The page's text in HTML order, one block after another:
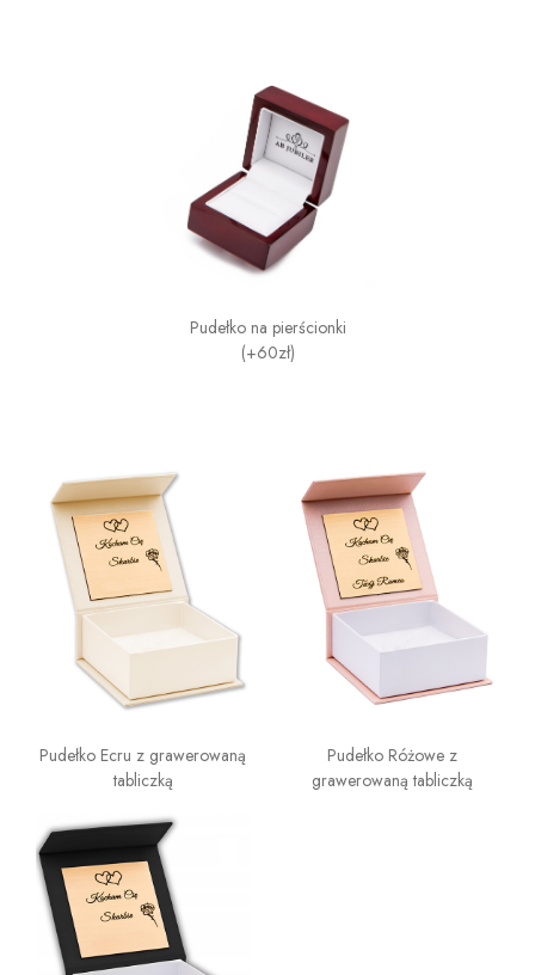
Pudełko na pierścionki
(+60zł)
Pudełko Ecru z grawerowaną
tabliczką
Pudełko Różowe z
grawerowaną tabliczką